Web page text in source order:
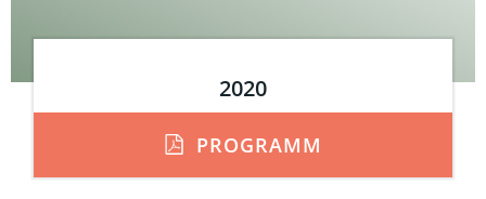
2020
PROGRAMM